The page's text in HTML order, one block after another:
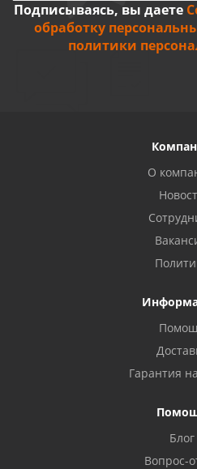
Подписываясь, вы даете
обработку
политики
О
Гарантия
Блог
Вопрос-